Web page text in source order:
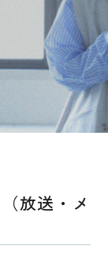
放送・メ